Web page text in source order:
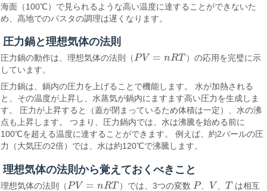
海面（100℃）で見られるような高い温度に達することができないた
め、高地でのパスタの調理は遅くなります。
圧力鍋と理想気体の法則
圧力鍋の動作は、理想気体の法則（PV = nRT
PV= nR T
）の応用を完璧に示
しています。
圧力鍋は、鍋内の圧力を上げることで機能します。 水が加熱される
と、その温度が上昇し、水蒸気が鍋内にますます高い圧力を生成しま
す。 圧力が上昇すると（蓋が閉まっているため体積は一定）、水の沸
点も上昇します。 つまり、圧力鍋内では、水は沸騰を始める前に
100℃を超える温度に達することができます。 例えば、約2バールの圧
力（大気圧の2倍）では、水は約120℃で沸騰します。
理想気体の法則から覚えておくべきこと
理想気体の法則（PV = nRT
PV= nR T ）では、3つの変数 P
P 、 V
V T
T は相互